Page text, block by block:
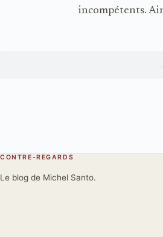
incompétents.
CONTRE-REGARDS
Le blog de Michel Santo.